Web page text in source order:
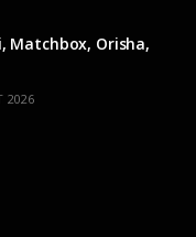
Matchbox, Orisha,
2026